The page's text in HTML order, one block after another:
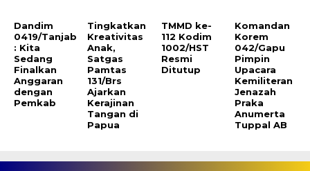
Dandim
0419/Tanjab
: Kita
Sedang
Finalkan
Anggaran
dengan
Pemkab
Tingkatkan
Kreativitas
Anak,
Satgas
Pamtas
131/Brs
Ajarkan
Kerajinan
Tangan di
Papua
TMMD ke-
112 Kodim
1002/HST
Resmi
Ditutup
Komandan
Korem
042/Gapu
Pimpin
Upacara
Kemiliteran
Jenazah
Praka
Anumerta
Tuppal AB